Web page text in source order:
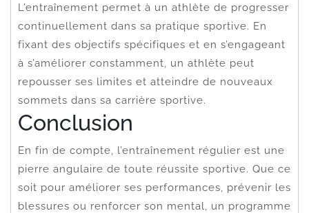
L’entraînement permet à un athlète de progresser
continuellement dans sa pratique sportive. En
fixant des objectifs spécifiques et en s’engageant
à s’améliorer constamment, un athlète peut
repousser ses limites et atteindre de nouveaux
sommets dans sa carrière sportive.
Conclusion
En fin de compte, l’entraînement régulier est une
pierre angulaire de toute réussite sportive. Que ce
soit pour améliorer ses performances, prévenir les
blessures ou renforcer son mental, un programme